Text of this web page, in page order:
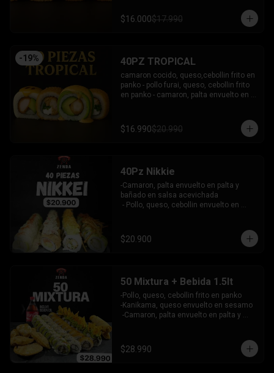
bañado en salsa tari y dulce.
-Atun, queso, cebollin frito en panko.
$16.000$17.990
-19% 40PZ TROPICAL
camaron cocido, queso,cebollin frito en
panko - pollo furai, queso, cebollin frito
en panko - camaron, palta envuelto en
bañado en salsa de maracuya
INCLUYE: 3 SALSAS - 2 PALITOS
$16.990$20.990
40Pz Nikkie
-Camaron, palta envuelto en palta y
bañado en salsa acevichada
- Pollo, queso, cebollin envuelto en
guacamole y wantanes fritos
- Salmon, palta envuelto en nori frito en
$20.900
50 Mixtura + Bebida 1.5lt
-Pollo, queso, cebollin frito en panko
-Kanikama, queso envuelto en sesamo
-Camaron, palta envuelto en palta y
guacamole y nachos crocantes
- 5 arrollado primavera -  5 Gyosas
$28.990